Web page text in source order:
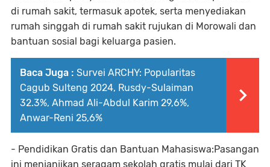
di rumah sakit, termasuk apotek, serta menyediakan
rumah singgah di rumah sakit rujukan di Morowali dan
bantuan sosial bagi keluarga pasien.
Baca Juga : Survei ARCHY: Popularitas
Cagub Sulteng 2024, Rusdy-Sulaiman
32.3%, Ahmad Ali-Abdul Karim 29,6%,
Anwar-Reni 25,6%
- Pendidikan Gratis dan Bantuan Mahasiswa:Pasangan
ini menjanjikan seragam sekolah gratis mulai dari TK